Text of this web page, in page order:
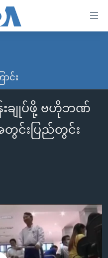
း
င်း
န်းချုပ်ဖို့ ဗဟိုဘဏ်
တွင်းပြည်တွင်း